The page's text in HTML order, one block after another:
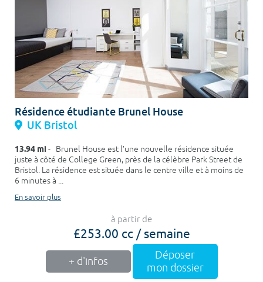
Résidence étudiante Brunel House
UK Bristol
13.94 mi - Brunel House est l’une nouvelle résidence située
juste à côté de College Green, près de la célèbre Park Street de
Bristol. La résidence est située dans le centre ville et à moins de
6 minutes à ...
En savoir plus
à partir de
£253.00 cc / semaine
+ d'infos
Déposer
mon dossier